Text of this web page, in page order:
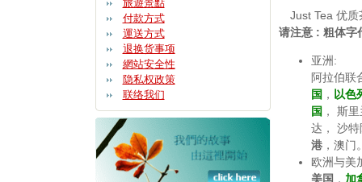
旅遊景點
付款方式
運送方式
退换货事项
網站安全性
隐私权政策
联络我们
Just Tea 优质
请注意 : 粗体字
亚洲:
阿拉伯联
国 ， 以色
国 ， 斯
达， 沙
港，澳门
欧洲与美
美国 ， 加